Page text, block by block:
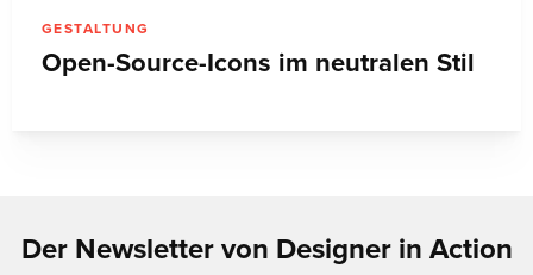
GESTALTUNG
Open-Source-Icons im neutralen Stil
Der Newsletter von Designer in Action